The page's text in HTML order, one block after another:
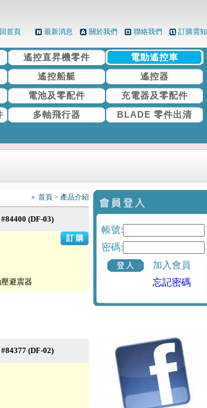
回首頁 最新消息 關於我們 聯絡我們 訂購需知
遙控直昇機零件
電動遙控車
遙控船艇
遙控器
電池及零配件
充電器及零配件
多軸飛行器
BLADE 零件出清
首頁 > 產品介紹
(DF-03)
避震器
(DF-02)
帳號:
密碼:
加入會員
忘記密碼